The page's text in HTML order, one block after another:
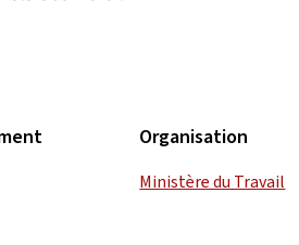
Organisation
Ministère du Travail